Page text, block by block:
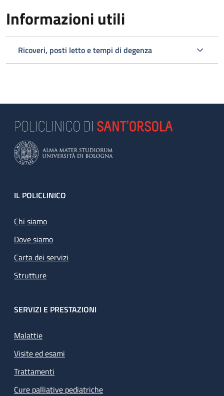
Informazioni utili
Ricoveri, posti letto e tempi di degenza
Footer
IL POLICLINICO
Chi siamo
Dove siamo
Carta dei servizi
Strutture
SERVIZI E PRESTAZIONI
Malattie
Visite ed esami
Trattamenti
Cure palliative pediatriche